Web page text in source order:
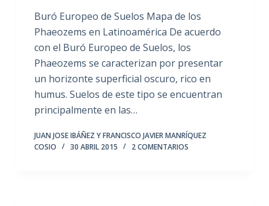
Buró Europeo de Suelos Mapa de los
Phaeozems en Latinoamérica De acuerdo
con el Buró Europeo de Suelos, los
Phaeozems se caracterizan por presentar
un horizonte superficial oscuro, rico en
humus. Suelos de este tipo se encuentran
principalmente en las…
JUAN JOSE IBÁÑEZ Y FRANCISCO JAVIER MANRÍQUEZ
COSIO
30 ABRIL 2015 2 COMENTARIOS